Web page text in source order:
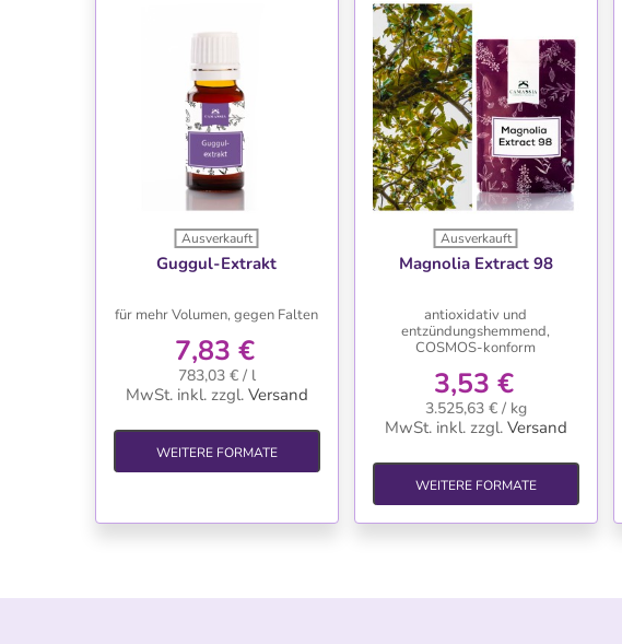
WUNSCHLISTE
Ausverkauft
Guggul-Extrakt
für mehr Volumen, gegen Falten
7,83 €
783,03 € / l
MwSt. inkl. zzgl. Versand
WEITERE FORMATE
WUNSCHLISTE
Ausverkauft
Magnolia Extract 98
antioxidativ und
entzündungshemmend,
COSMOS-konform
3,53 €
3.525,63 € / kg
MwSt. inkl. zzgl. Versand
WEITERE FORMATE